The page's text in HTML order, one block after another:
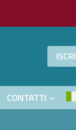
CONTATTI